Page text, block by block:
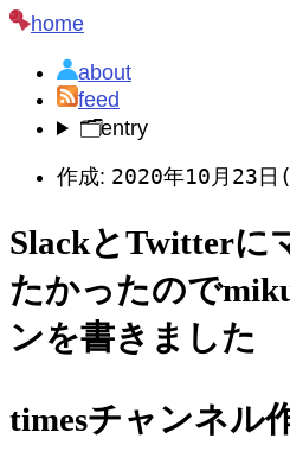
home
about
feed
🗂️entry
作成: 2020年10月23
SlackとTwitterに
たかったので
ンを書きました
timesチャンネル